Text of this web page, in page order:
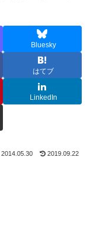
Bluesky
はてブ
LinkedIn
2014.05.30 2019.09.22